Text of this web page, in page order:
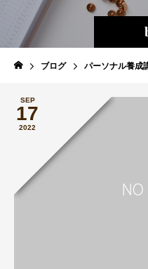
ブログ パーソナル養成
SEP
17
2022